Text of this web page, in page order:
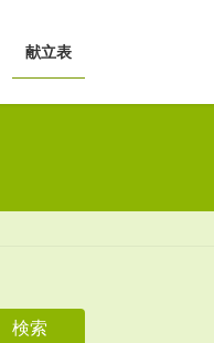
献立表